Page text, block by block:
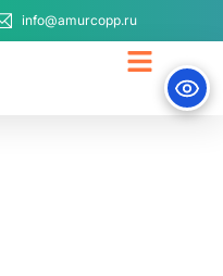
info@amurcopp.ru